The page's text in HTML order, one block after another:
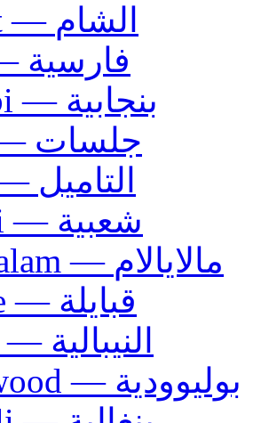
Levant — الشام
Farsi — فارسية
Punjabi — بنجابية
Jalsat — جلسات
Tamil — التاميل
Chaâbi — شعبية
Malayalam — مالايالام
Kabyle — قبايلة
Nepali — النيبالية
Bollywood — بوليوودية